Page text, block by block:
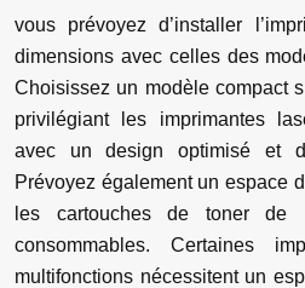
vous prévoyez d’installer
dimensions avec celles des
Choisissez un modèle compact
privilégiant les imprimantes
avec un design optimisé et
Prévoyez également un espace
les cartouches de toner de
consommables. Certaines
multifonctions nécessitent un